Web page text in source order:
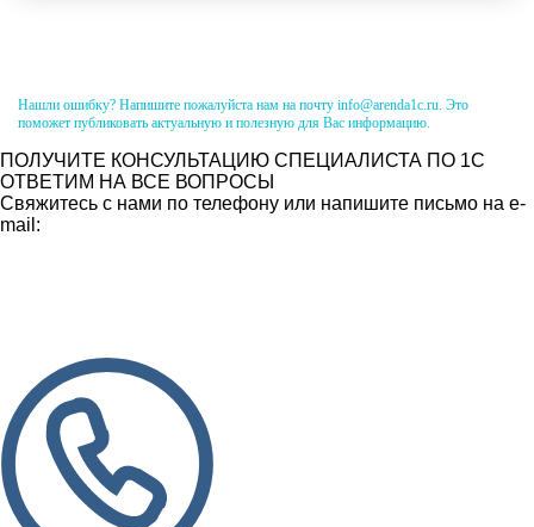
Нашли ошибку? Напишите пожалуйста нам на почту info@arenda1c.ru. Это
поможет публиковать актуальную и полезную для Вас информацию.
ПОЛУЧИТЕ КОНСУЛЬТАЦИЮ СПЕЦИАЛИСТА ПО 1С
ОТВЕТИМ НА ВСЕ ВОПРОСЫ
Свяжитесь с нами по телефону или напишите письмо на e-
mail: